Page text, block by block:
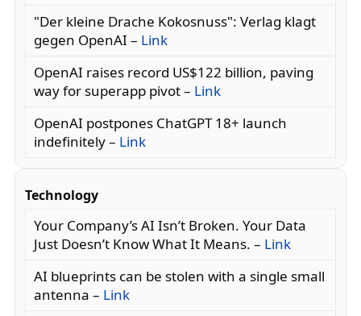
"Der kleine Drache Kokosnuss": Verlag klagt
gegen OpenAI – Link
OpenAI raises record US$122 billion, paving
way for superapp pivot – Link
OpenAI postpones ChatGPT 18+ launch
indefinitely – Link
Technology
Your Company’s AI Isn’t Broken. Your Data
Just Doesn’t Know What It Means. – Link
AI blueprints can be stolen with a single small
antenna – Link